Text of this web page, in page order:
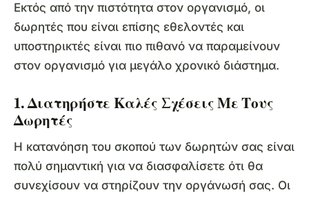
Εκτός από την πιστότητα στον οργανισμό, οι
δωρητές που είναι επίσης εθελοντές και
υποστηρικτές είναι πιο πιθανό να παραμείνουν
στον οργανισμό για μεγάλο χρονικό διάστημα.
1. Διατηρήστε Καλές Σχέσεις Με Τους
Δωρητές
Η κατανόηση του σκοπού των δωρητών σας είναι
πολύ σημαντική για να διασφαλίσετε ότι θα
συνεχίσουν να στηρίζουν την οργάνωσή σας. Οι